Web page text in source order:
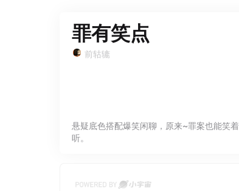
罪有笑点
前轱辘
悬疑底色搭配爆笑闲聊，原来~罪案也能笑着
听。